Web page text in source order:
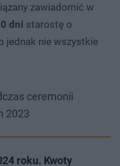
zawiadomić w
dni starostę o
jednak nie wszystkie
ceremonii
2023
roku. Kwoty